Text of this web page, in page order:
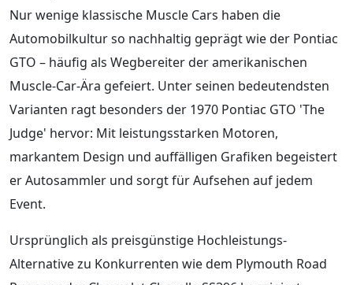
Nur wenige klassische Muscle Cars haben die
Automobilkultur so nachhaltig geprägt wie der Pontiac
GTO – häufig als Wegbereiter der amerikanischen
Muscle-Car-Ära gefeiert. Unter seinen bedeutendsten
Varianten ragt besonders der 1970 Pontiac GTO 'The
Judge' hervor: Mit leistungsstarken Motoren,
markantem Design und auffälligen Grafiken begeistert
er Autosammler und sorgt für Aufsehen auf jedem
Event.
Ursprünglich als preisgünstige Hochleistungs-
Alternative zu Konkurrenten wie dem Plymouth Road